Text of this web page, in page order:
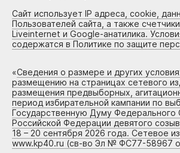
Сайт использует IP адреса, cookie,
Пользователей сайта, а также
Liveinternet и Google-анатилика.
содержатся в Политике по защите
«Сведения о размере и других
размещению на страницах сетевого
размещения предвыборных,
период избирательной кампании по
Государственную Думу Федерального
Российской Федерации девятого
18 – 20 сентября 2026 года. Сетевое
www.kp40.ru (св-во Эл № ФС77-58967